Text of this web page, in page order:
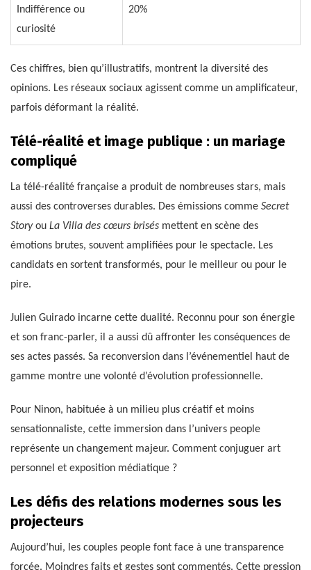
Indifférence ou
curiosité
20%
Ces chiffres, bien qu’illustratifs, montrent la diversité des
opinions. Les réseaux sociaux agissent comme un amplificateur,
parfois déformant la réalité.
Télé-réalité et image publique : un mariage
compliqué
La télé-réalité française a produit de nombreuses stars, mais
aussi des controverses durables. Des émissions comme Secret
Storyou La Villa des cœurs brisés mettent en scène des
émotions brutes, souvent amplifiées pour le spectacle. Les
candidats en sortent transformés, pour le meilleur ou pour le
pire.
Julien Guirado incarne cette dualité. Reconnu pour son énergie
et son franc-parler, il a aussi dû affronter les conséquences de
ses actes passés. Sa reconversion dans l’événementiel haut de
gamme montre une volonté d’évolution professionnelle.
Pour Ninon, habituée à un milieu plus créatif et moins
sensationnaliste, cette immersion dans l’univers people
représente un changement majeur. Comment conjuguer art
personnel et exposition médiatique ?
Les défis des relations modernes sous les
projecteurs
Aujourd’hui, les couples people font face à une transparence
forcée. Moindres faits et gestes sont commentés. Cette pression